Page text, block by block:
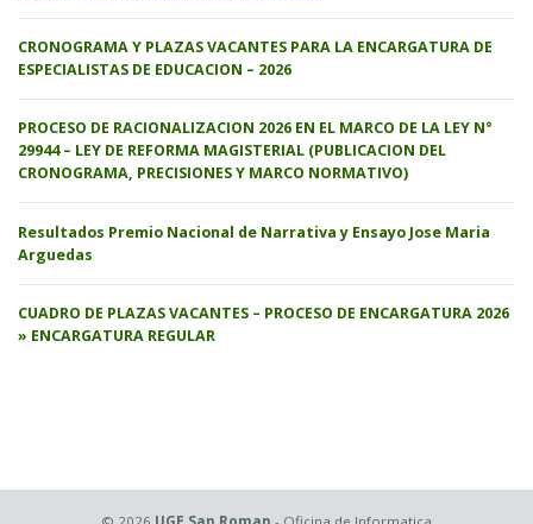
CRONOGRAMA Y PLAZAS VACANTES PARA LA ENCARGATURA DE
ESPECIALISTAS DE EDUCACION – 2026
PROCESO DE RACIONALIZACION 2026 EN EL MARCO DE LA LEY N°
29944 – LEY DE REFORMA MAGISTERIAL (PUBLICACION DEL
CRONOGRAMA, PRECISIONES Y MARCO NORMATIVO)
Resultados Premio Nacional de Narrativa y Ensayo Jose Maria
Arguedas
CUADRO DE PLAZAS VACANTES – PROCESO DE ENCARGATURA 2026
» ENCARGATURA REGULAR